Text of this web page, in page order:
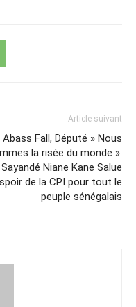
Article suivant
Abass Fall, Député » Nous
la risée du monde ».
Sayandé Niane Kane Salue
de la CPI pour tout le
peuple sénégalais